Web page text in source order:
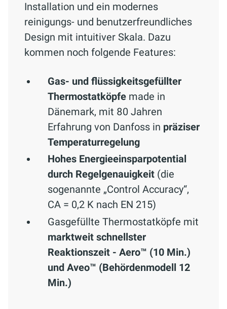
Installation und ein modernes
reinigungs- und benutzerfreundliches
Design mit intuitiver Skala. Dazu
kommen noch folgende Features:
Gas- und flüssigkeitsgefüllter
Thermostatköpfe made in
Dänemark, mit 80 Jahren
Erfahrung von Danfoss in präziser
Temperaturregelung
Hohes Energieeinsparpotential
durch Regelgenauigkeit (die
sogenannte „Control Accuracy“,
CA = 0,2 K nach EN 215)
Gasgefüllte Thermostatköpfe mit
marktweit schnellster
Reaktionszeit - Aero™ (10 Min.)
und Aveo™ (Behördenmodell 12
Min.)